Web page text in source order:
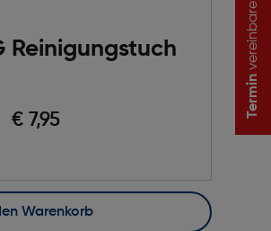
Reinigungstuch
€ 7,95
Warenkorb
Termin
vereinbaren